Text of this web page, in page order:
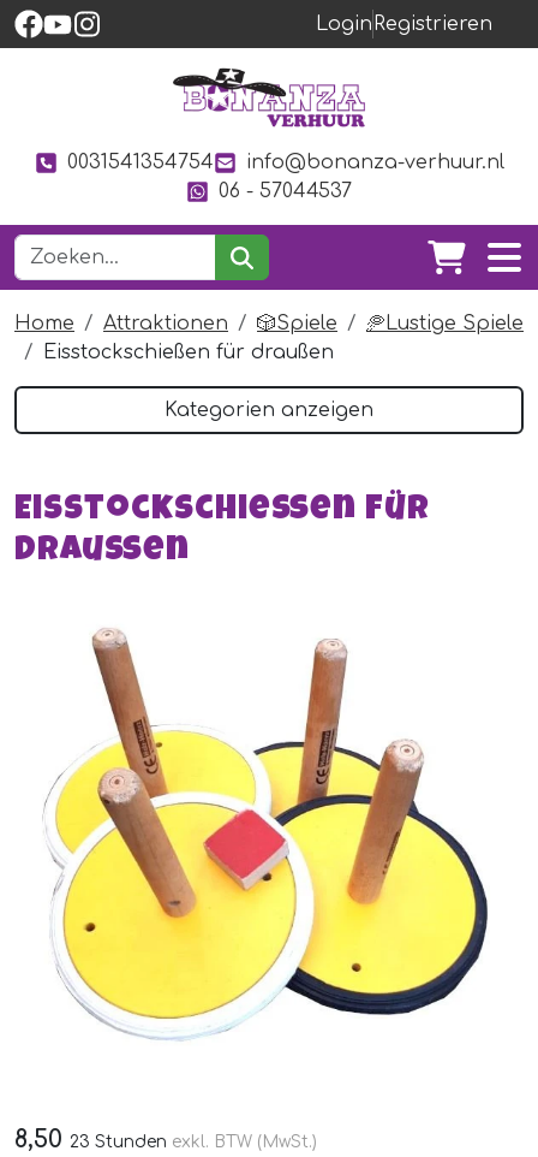
Login Registrieren
0031541354754
info@bonanza-verhuur.nl
06 - 57044537
Home Attraktionen 🎲Spiele
🥏Lustige Spiele
Eisstockschießen für draußen
Kategorien anzeigen
Eisstockschießen für
draußen
8,50 23 Stunden exkl. BTW (MwSt.)